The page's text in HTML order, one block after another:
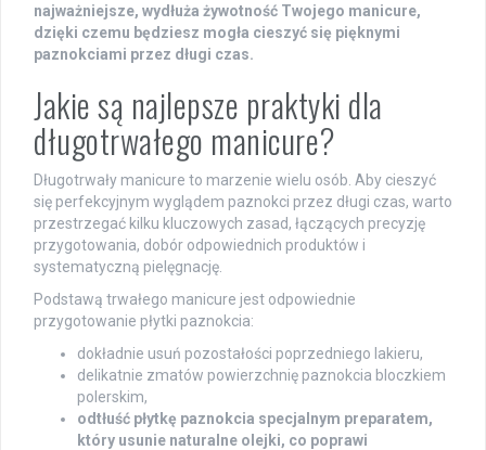
najważniejsze, wydłuża żywotność Twojego manicure,
dzięki czemu będziesz mogła cieszyć się pięknymi
paznokciami przez długi czas.
Jakie są najlepsze praktyki dla
długotrwałego manicure?
Długotrwały manicure to marzenie wielu osób. Aby cieszyć
się perfekcyjnym wyglądem paznokci przez długi czas, warto
przestrzegać kilku kluczowych zasad, łączących precyzję
przygotowania, dobór odpowiednich produktów i
systematyczną pielęgnację.
Podstawą trwałego manicure jest odpowiednie
przygotowanie płytki paznokcia:
dokładnie usuń pozostałości poprzedniego lakieru,
delikatnie zmatów powierzchnię paznokcia bloczkiem
polerskim,
odtłuść płytkę paznokcia specjalnym preparatem,
który usunie naturalne olejki, co poprawi